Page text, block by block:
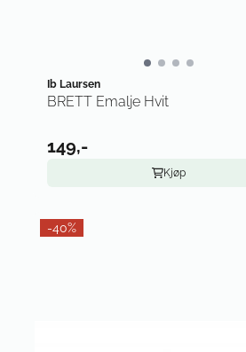
Ib Laursen
BRETT Emalje Hvit
149,-
Kjøp
-40%